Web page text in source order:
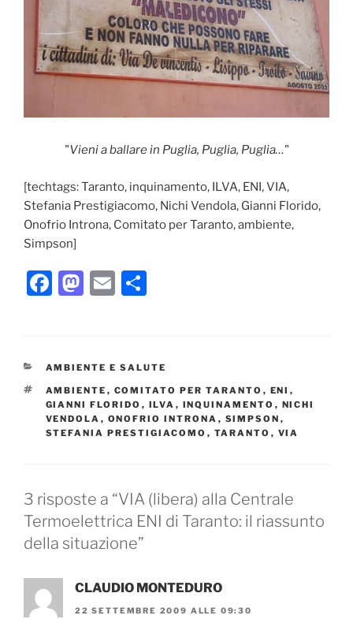
"Vieni a ballare in Puglia, Puglia, Puglia…"
[techtags: Taranto, inquinamento, ILVA, ENI, VIA,
Stefania Prestigiacomo, Nichi Vendola, Gianni Florido,
Onofrio Introna, Comitato per Taranto, ambiente,
Simpson]
F
e
b
o
o
M
o
d
o
n
E
l
di
vi
di
CATEGORIE
AMBIENTE E SALUTE
TAG
AMBIENTE , COMITATO PER TARANTO , ENI ,
GIANNI FLORIDO , ILVA , INQUINAMENTO , NICHI
VENDOLA , ONOFRIO INTRONA , SIMPSON ,
STEFANIA PRESTIGIACOMO , TARANTO , VIA
3 risposte a “VIA (libera) alla Centrale
Termoelettrica ENI di Taranto: il riassunto
della situazione”
CLAUDIO MONTEDURO
22 SETTEMBRE 2009 ALLE 09:30